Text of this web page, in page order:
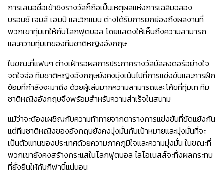
การเสนอชื่อเข้าชิงรางวัลก็ถือเป็นเหตุผลแห่งการเฉลิมฉลอง
บรอนซ์ เจมส์ เฮมป์ และวิกแมน ต่างได้รับการยกย่องถึงผลงานที่
พวกเขาทุ่มเทให้กับโลกฟุตบอล โดยแสดงให้เห็นถึงความสามารถ
และความทุ่มเทของทีมชาติหญิงอังกฤษ
ในขณะที่แฟนๆ ต่างเฝ้ารอผลการประกาศรางวัลบัลลงดอร์อย่างใจ
จดใจจ่อ ทีมชาติหญิงอังกฤษยังคงมุ่งเน้นไปที่การแข่งขันและการฝึก
ซ้อมที่กำลังจะมาถึง ด้วยผู้เล่นมากความสามารถและโค้ชที่ทุ่มเท ทีม
ชาติหญิงอังกฤษจึงพร้อมสำหรับความสำเร็จในสนาม
แม้ว่าจะต้องเผชิญกับความท้าทายจากตารางการแข่งขันที่ขัดแย้งกัน
แต่ทีมชาติหญิงของอังกฤษยังคงมุ่งมั่นกับเป้าหมายและมุ่งมั่นที่จะ
เป็นตัวแทนของประเทศด้วยความภาคภูมิใจและความมุ่งมั่น ในขณะที่
พวกเขายังคงสร้างกระแสในโลกฟุตบอล ไลโอเนสส์จะทิ้งผลกระทบ
ที่ยั่งยืนให้กับกีฬานี้แน่นอน